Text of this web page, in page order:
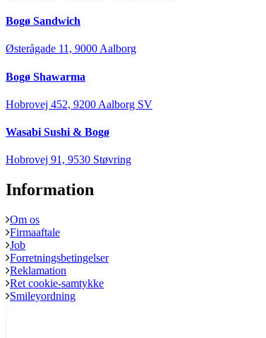
Bogø Sandwich
Østerågade 11, 9000 Aalborg
Bogø Shawarma
Hobrovej 452, 9200 Aalborg SV
Wasabi Sushi & Bogø
Hobrovej 91, 9530 Støvring
Information
Om os
Firmaaftale
Job
Forretningsbetingelser
Reklamation
Ret cookie-samtykke
Smileyordning